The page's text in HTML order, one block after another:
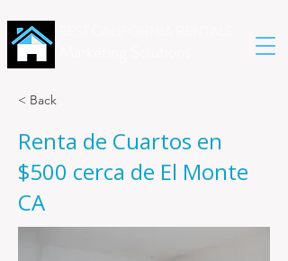
< Back
Renta de Cuartos en
$500 cerca de El Monte
CA